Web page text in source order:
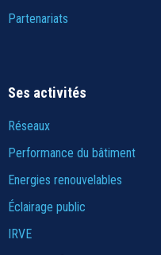
Partenariats
Ses activités
Réseaux
Performance du bâtiment
Energies renouvelables
Éclairage public
IRVE